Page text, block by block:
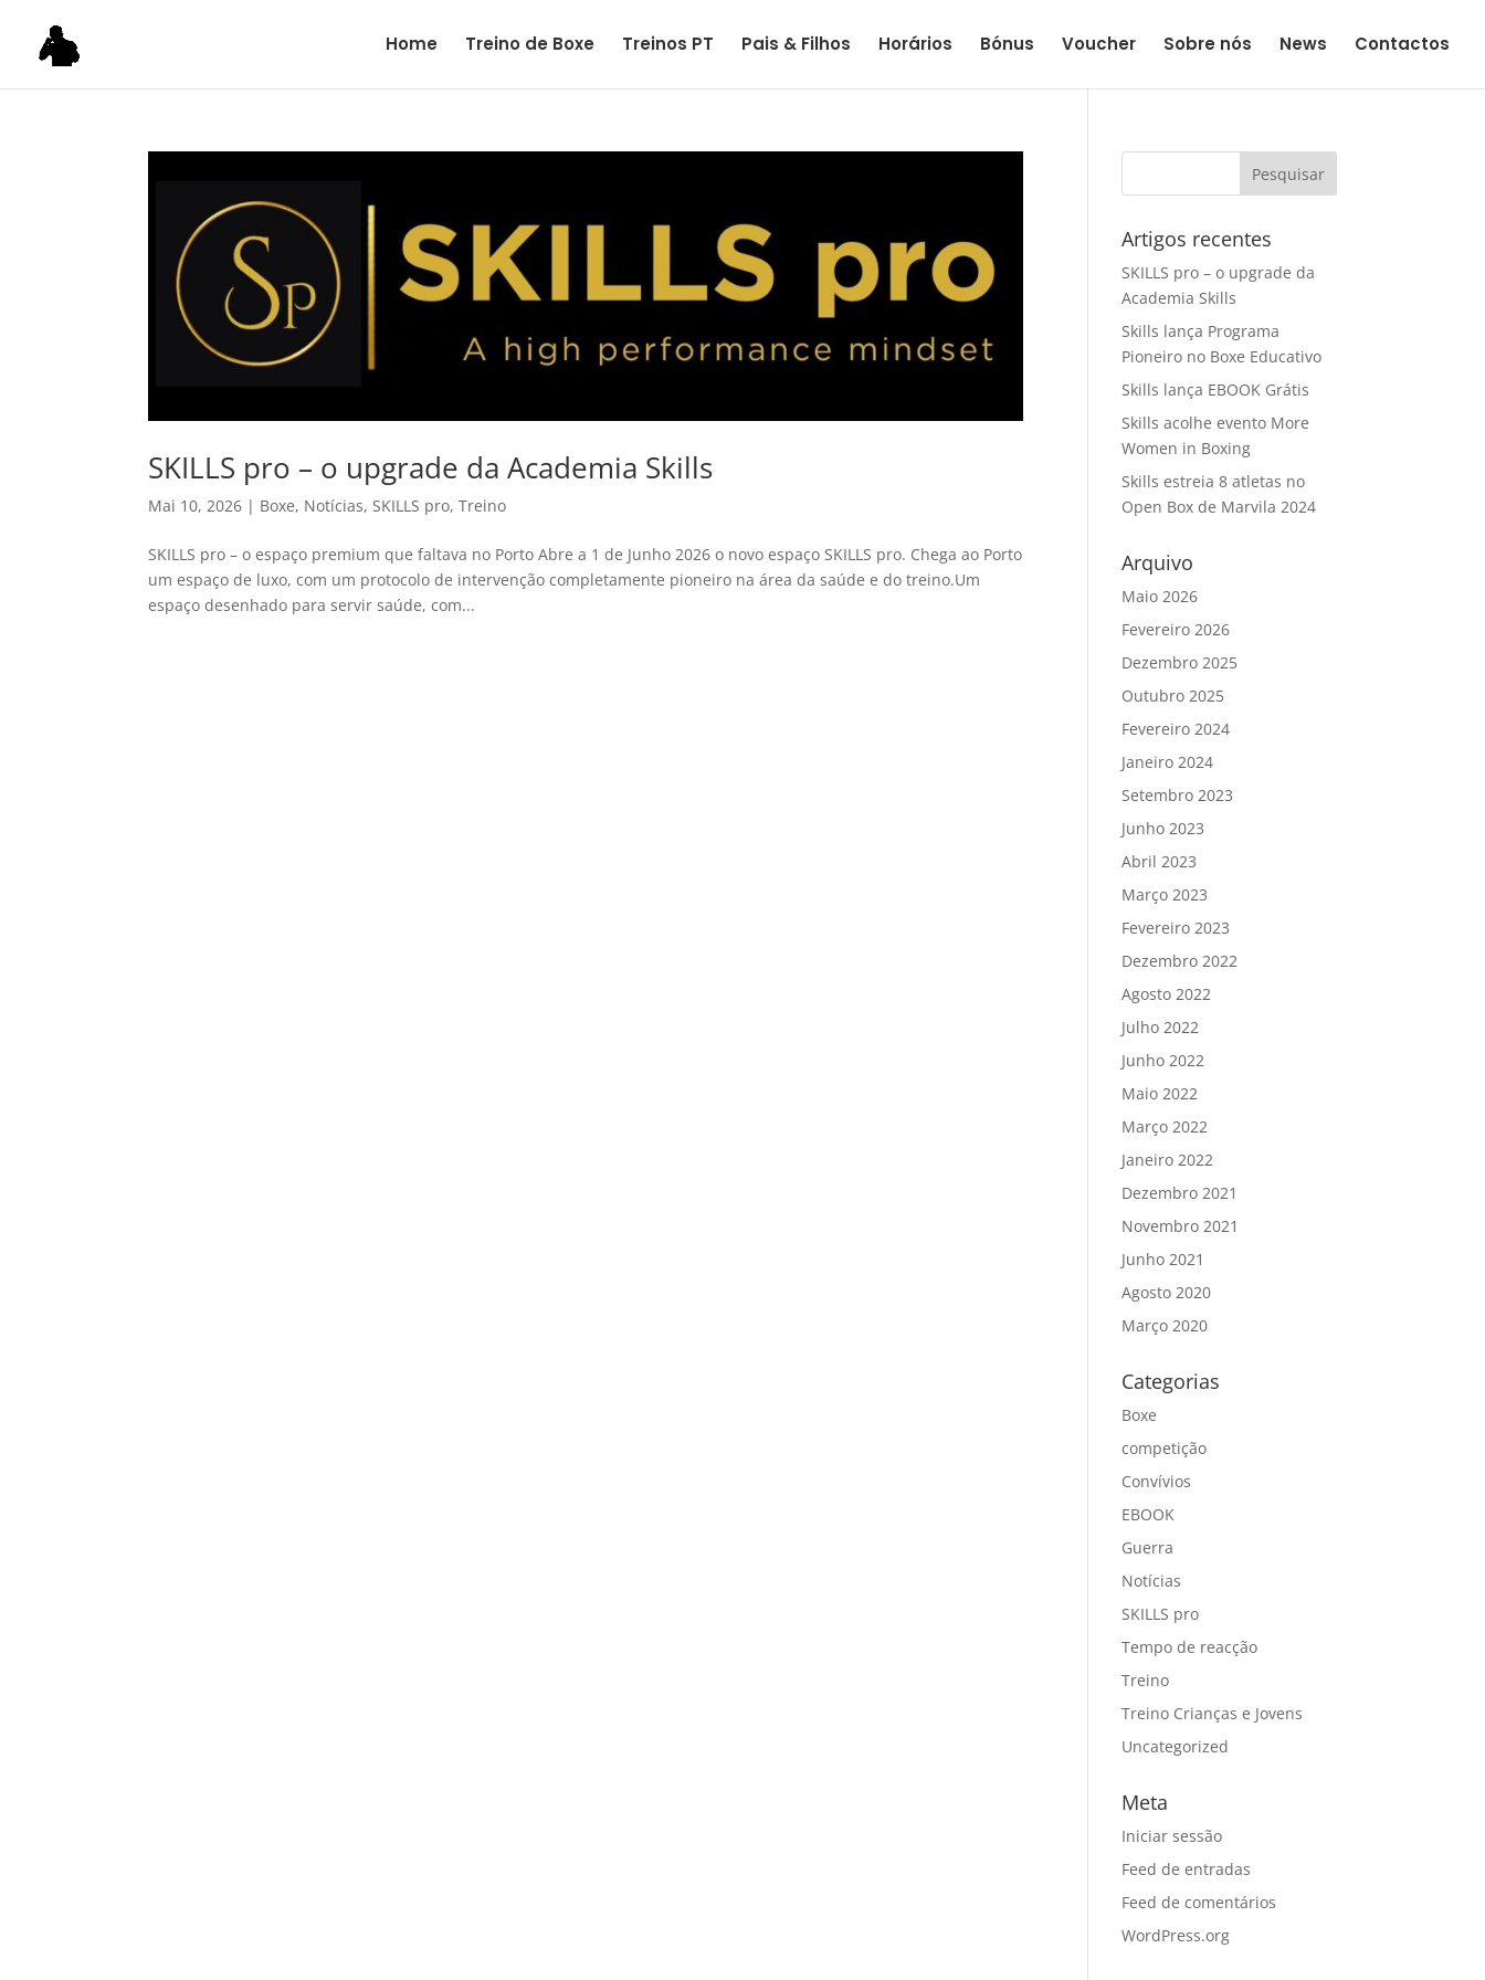
Home Treino de Boxe Treinos PT Pais & Filhos Horários Bónus Voucher Sobre nós News Contactos
SKILLS pro – o upgrade da Academia Skills
Mai 10, 2026 | Boxe, Notícias,SKILLS pro,Treino
SKILLS pro – o espaço premium que faltava no Porto Abre a 1 de Junho 2026 o novo espaço SKILLS pro. Chega ao Porto
um espaço de luxo, com um protocolo de intervenção completamente pioneiro na área da saúde e do treino.Um
espaço desenhado para servir saúde, com...
Artigos recentes
SKILLS pro – o upgrade da
Academia Skills
Skills lança Programa
Pioneiro no Boxe Educativo
Skills lança EBOOK Grátis
Skills acolhe evento More
Women in Boxing
Skills estreia 8 atletas no
Open Box de Marvila 2024
Arquivo
Maio 2026
Fevereiro 2026
Dezembro 2025
Outubro 2025
Fevereiro 2024
Janeiro 2024
Setembro 2023
Junho 2023
Abril 2023
Março 2023
Fevereiro 2023
Dezembro 2022
Agosto 2022
Julho 2022
Junho 2022
Maio 2022
Março 2022
Janeiro 2022
Dezembro 2021
Novembro 2021
Junho 2021
Agosto 2020
Março 2020
Categorias
Boxe
competição
Convívios
EBOOK
Guerra
Notícias
SKILLS pro
Tempo de reacção
Treino
Treino Crianças e Jovens
Uncategorized
Meta
Iniciar sessão
Feed de entradas
Feed de comentários
WordPress.org